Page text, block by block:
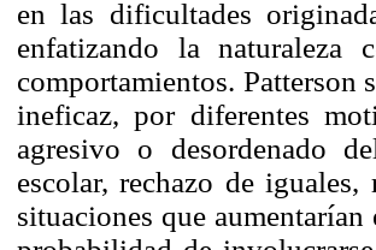
en las dificultades
enfatizando la naturaleza
comportamientos. Patterson
ineficaz, por diferentes
agresivo o desordenado
escolar, rechazo de
situaciones que